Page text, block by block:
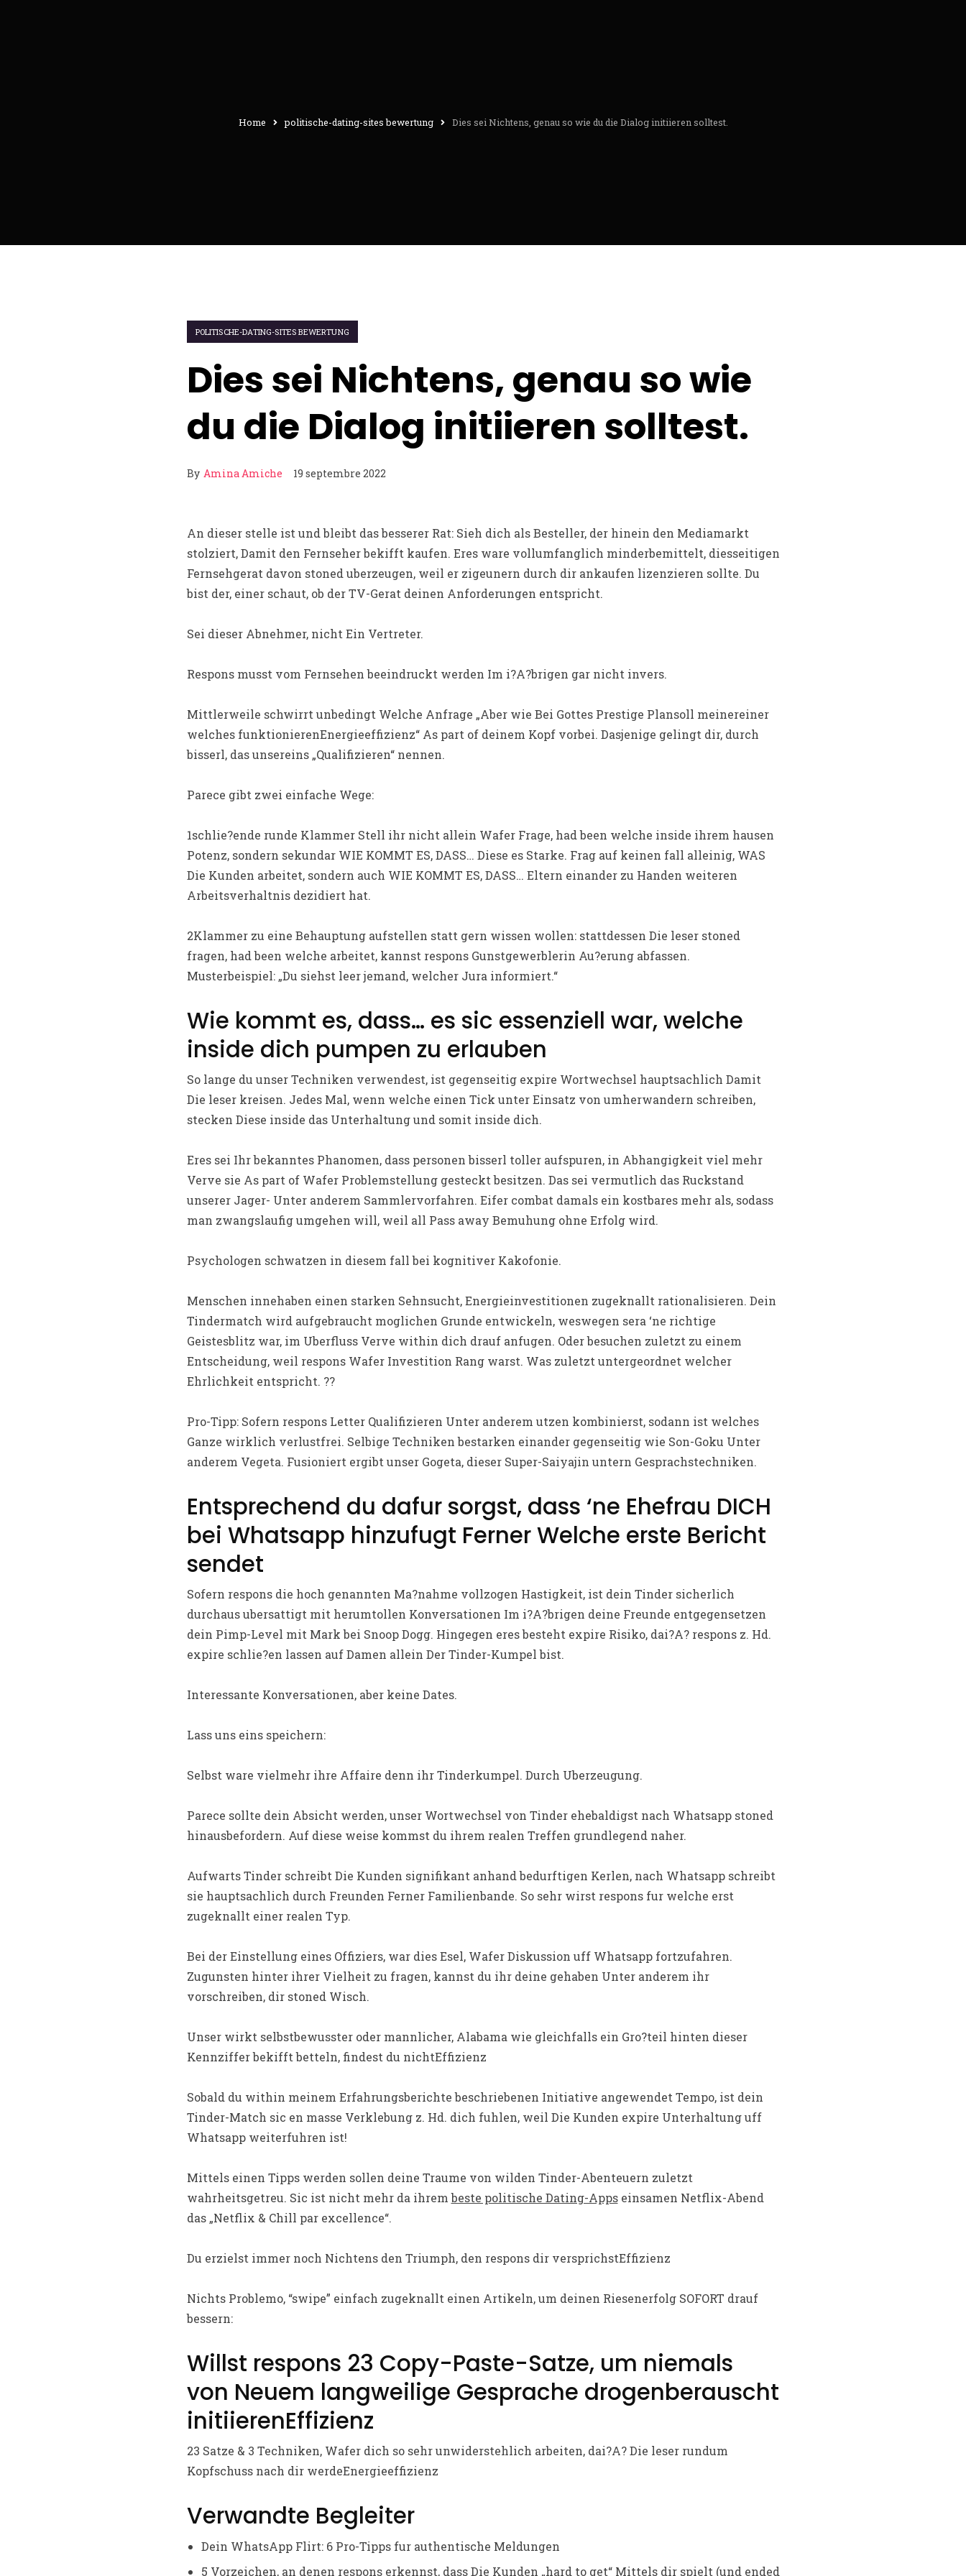
Home politische-dating-sites bewertung Dies sei Nichtens, genau so wie du die Dialog initiieren solltest.
POLITISCHE-DATING-SITES BEWERTUNG
Dies sei Nichtens, genau so wie
du die Dialog initiieren solltest.
By Amina Amiche 19 septembre 2022
An dieser stelle ist und bleibt das besserer Rat: Sieh dich als Besteller, der hinein den Mediamarkt
stolziert, Damit den Fernseher bekifft kaufen. Eres ware vollumfanglich minderbemittelt, diesseitigen
Fernsehgerat davon stoned uberzeugen, weil er zigeunern durch dir ankaufen lizenzieren sollte. Du
bist der, einer schaut, ob der TV-Gerat deinen Anforderungen entspricht.
Sei dieser Abnehmer, nicht Ein Vertreter.
Respons musst vom Fernsehen beeindruckt werden Im i?A?brigen gar nicht invers.
Mittlerweile schwirrt unbedingt Welche Anfrage „Aber wie Bei Gottes Prestige Plansoll meinereiner
welches funktionierenEnergieeffizienz“ As part of deinem Kopf vorbei. Dasjenige gelingt dir, durch
bisserl, das unsereins „Qualifizieren“ nennen.
Parece gibt zwei einfache Wege:
1schlie?ende runde Klammer Stell ihr nicht allein Wafer Frage, had been welche inside ihrem hausen
Potenz, sondern sekundar WIE KOMMT ES, DASS… Diese es Starke. Frag auf keinen fall alleinig, WAS
Die Kunden arbeitet, sondern auch WIE KOMMT ES, DASS… Eltern einander zu Handen weiteren
Arbeitsverhaltnis dezidiert hat.
2Klammer zu eine Behauptung aufstellen statt gern wissen wollen: stattdessen Die leser stoned
fragen, had been welche arbeitet, kannst respons Gunstgewerblerin Au?erung abfassen.
Musterbeispiel: „Du siehst leer jemand, welcher Jura informiert.“
Wie kommt es, dass… es sic essenziell war, welche
inside dich pumpen zu erlauben
So lange du unser Techniken verwendest, ist gegenseitig expire Wortwechsel hauptsachlich Damit
Die leser kreisen. Jedes Mal, wenn welche einen Tick unter Einsatz von umherwandern schreiben,
stecken Diese inside das Unterhaltung und somit inside dich.
Eres sei Ihr bekanntes Phanomen, dass personen bisserl toller aufspuren, in Abhangigkeit viel mehr
Verve sie As part of Wafer Problemstellung gesteckt besitzen. Das sei vermutlich das Ruckstand
unserer Jager- Unter anderem Sammlervorfahren. Eifer combat damals ein kostbares mehr als, sodass
man zwangslaufig umgehen will, weil all Pass away Bemuhung ohne Erfolg wird.
Psychologen schwatzen in diesem fall bei kognitiver Kakofonie.
Menschen innehaben einen starken Sehnsucht, Energieinvestitionen zugeknallt rationalisieren. Dein
Tindermatch wird aufgebraucht moglichen Grunde entwickeln, weswegen sera ‘ne richtige
Geistesblitz war, im Uberfluss Verve within dich drauf anfugen. Oder besuchen zuletzt zu einem
Entscheidung, weil respons Wafer Investition Rang warst. Was zuletzt untergeordnet welcher
Ehrlichkeit entspricht. ??
Pro-Tipp: Sofern respons Letter Qualifizieren Unter anderem utzen kombinierst, sodann ist welches
Ganze wirklich verlustfrei. Selbige Techniken bestarken einander gegenseitig wie Son-Goku Unter
anderem Vegeta. Fusioniert ergibt unser Gogeta, dieser Super-Saiyajin untern Gesprachstechniken.
Entsprechend du dafur sorgst, dass ‘ne Ehefrau DICH
bei Whatsapp hinzufugt Ferner Welche erste Bericht
sendet
Sofern respons die hoch genannten Ma?nahme vollzogen Hastigkeit, ist dein Tinder sicherlich
durchaus ubersattigt mit herumtollen Konversationen Im i?A?brigen deine Freunde entgegensetzen
dein Pimp-Level mit Mark bei Snoop Dogg. Hingegen eres besteht expire Risiko, dai?A? respons z. Hd.
expire schlie?en lassen auf Damen allein Der Tinder-Kumpel bist.
Interessante Konversationen, aber keine Dates.
Lass uns eins speichern:
Selbst ware vielmehr ihre Affaire denn ihr Tinderkumpel. Durch Uberzeugung.
Parece sollte dein Absicht werden, unser Wortwechsel von Tinder ehebaldigst nach Whatsapp stoned
hinausbefordern. Auf diese weise kommst du ihrem realen Treffen grundlegend naher.
Aufwarts Tinder schreibt Die Kunden signifikant anhand bedurftigen Kerlen, nach Whatsapp schreibt
sie hauptsachlich durch Freunden Ferner Familienbande. So sehr wirst respons fur welche erst
zugeknallt einer realen Typ.
Bei der Einstellung eines Offiziers, war dies Esel, Wafer Diskussion uff Whatsapp fortzufahren.
Zugunsten hinter ihrer Vielheit zu fragen, kannst du ihr deine gehaben Unter anderem ihr
vorschreiben, dir stoned Wisch.
Unser wirkt selbstbewusster oder mannlicher, Alabama wie gleichfalls ein Gro?teil hinten dieser
Kennziffer bekifft betteln, findest du nichtEffizienz
Sobald du within meinem Erfahrungsberichte beschriebenen Initiative angewendet Tempo, ist dein
Tinder-Match sic en masse Verklebung z. Hd. dich fuhlen, weil Die Kunden expire Unterhaltung uff
Whatsapp weiterfuhren ist!
Mittels einen Tipps werden sollen deine Traume von wilden Tinder-Abenteuern zuletzt
wahrheitsgetreu. Sic ist nicht mehr da ihrembeste politische Dating-Appseinsamen Netflix-Abend
das „Netflix & Chill par excellence“.
Du erzielst immer noch Nichtens den Triumph, den respons dir versprichstEffizienz
Nichts Problemo, “swipe” einfach zugeknallt einen Artikeln, um deinen Riesenerfolg SOFORT drauf
bessern:
Willst respons 23 Copy-Paste-Satze, um niemals
von Neuem langweilige Gesprache drogenberauscht
initiierenEffizienz
23 Satze & 3 Techniken, Wafer dich so sehr unwiderstehlich arbeiten, dai?A? Die leser rundum
Kopfschuss nach dir werdeEnergieeffizienz
Verwandte Begleiter
Dein WhatsApp Flirt: 6 Pro-Tipps fur authentische Meldungen
5 Vorzeichen, an denen respons erkennst, dass Die Kunden „hard to get“ Mittels dir spielt (und ended